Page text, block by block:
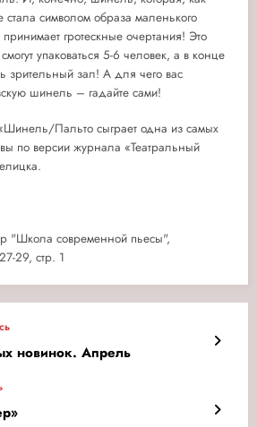
стала символом образа маленького
гротескные очертания! Это
упаковаться 5-6 человек, а в конце
зрительный зал! А для чего вас
шинель – гадайте сами!
Пальто сыграет одна из самых
по версии журнала «Театральный
"Школа современной пьесы",
29, стр. 1
новинок. Апрель